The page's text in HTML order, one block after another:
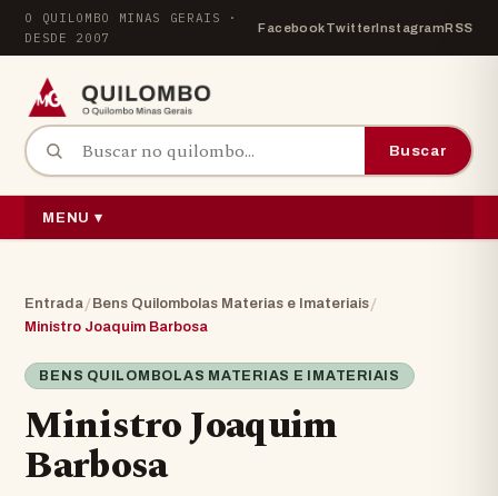
Pular para o conteúdo
O QUILOMBO MINAS GERAIS ·
DESDE 2007
FacebookTwitterInstagramRSS
Buscar por: Buscar
MENU ▾
Entrada/ Bens Quilombolas Materias e Imateriais/
Ministro Joaquim Barbosa
BENS QUILOMBOLAS MATERIAS E IMATERIAIS
Ministro Joaquim
Barbosa